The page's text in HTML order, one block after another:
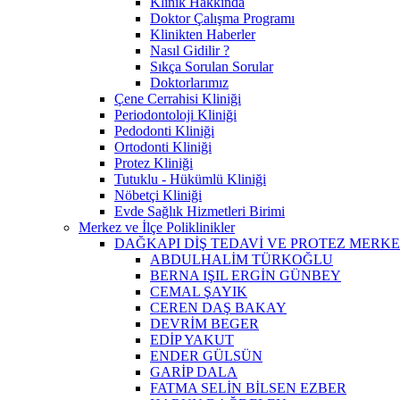
Doktor Çalışma Programı
Klinikten Haberler
Nasıl Gidilir ?
Sıkça Sorulan Sorular
Doktorlarımız
Çene Cerrahisi Kliniği
Periodontoloji Kliniği
Pedodonti Kliniği
Ortodonti Kliniği
Protez Kliniği
Tutuklu - Hükümlü Kliniği
Nöbetçi Kliniği
Evde Sağlık Hizmetleri Birimi
Merkez ve İlçe Poliklinikler
DAĞKAPI DİŞ TEDAVİ VE PROTEZ
ABDULHALİM TÜRKOĞLU
BERNA IŞIL ERGİN GÜNBEY
CEMAL ŞAYIK
CEREN DAŞ BAKAY
DEVRİM BEGER
EDİP YAKUT
ENDER GÜLSÜN
GARİP DALA
FATMA SELİN BİLSEN EZBER